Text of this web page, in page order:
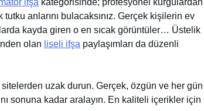
ifşa kategorisinde; profesyonel kurgulardan
anlarını bulacaksınız. Gerçek kişilerin ev
kayda giren o en sıcak görüntüler… Üstelik
olan liseli ifşa paylaşımları da düzenli
uzak durun. Gerçek, özgün ve her gün
sonuna kadar aralayın. En kaliteli içerikler için